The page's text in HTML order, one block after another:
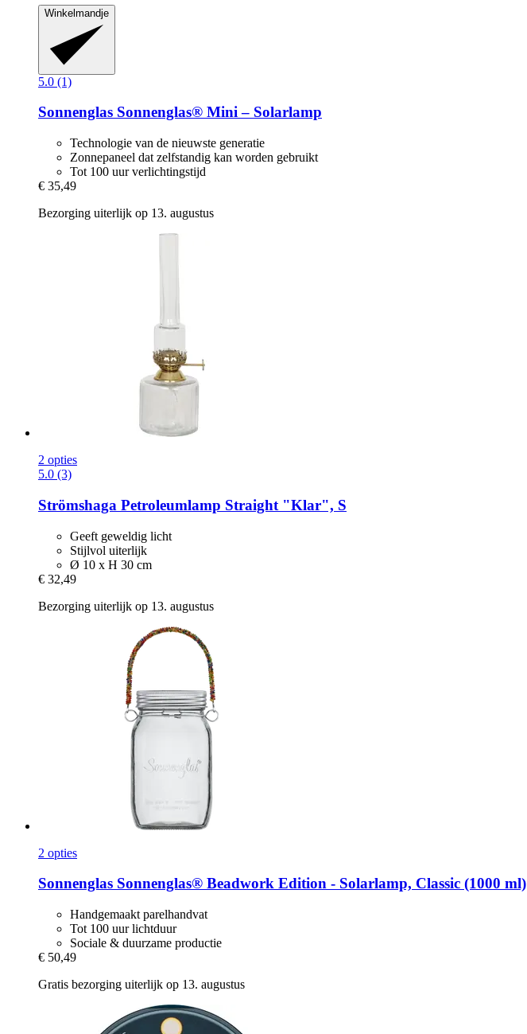
Winkelmandje
5.0 (1)
Sonnenglas Sonnenglas® Mini – Solarlamp
Technologie van de nieuwste generatie
Zonnepaneel dat zelfstandig kan worden gebruikt
Tot 100 uur verlichtingstijd
€ 35,49
Bezorging uiterlijk op 13. augustus
2 opties
5.0 (3)
Strömshaga Petroleumlamp Straight "Klar", S
Geeft geweldig licht
Stijlvol uiterlijk
Ø 10 x H 30 cm
€ 32,49
Bezorging uiterlijk op 13. augustus
2 opties
Sonnenglas Sonnenglas® Beadwork Edition -​ Solarlamp, Classic (1000 ml)
Handgemaakt parelhandvat
Tot 100 uur lichtduur
Sociale & duurzame productie
€ 50,49
Gratis bezorging uiterlijk op 13. augustus